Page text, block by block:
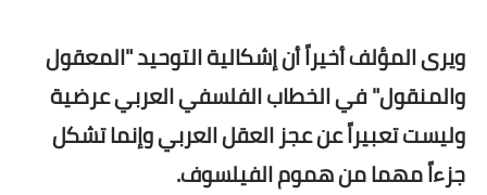
ويرى المؤلف أخيراً أن إشكالية التوحيد "المعقول
والمنقول" في الخطاب الفلسفي العربي عرضية
وليست تعبيراً عن عجز العقل العربي وإنما تشكل
جزءاً مهما من هموم الفيلسوف.